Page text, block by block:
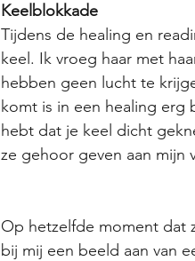
Keelblokkade
Tijdens de healing en
keel. Ik vroeg haar met
hebben geen lucht te
komt is in een healing erg
hebt dat je keel dicht
ze gehoor geven aan mijn
Op hetzelfde moment dat
bij mij een beeld aan van